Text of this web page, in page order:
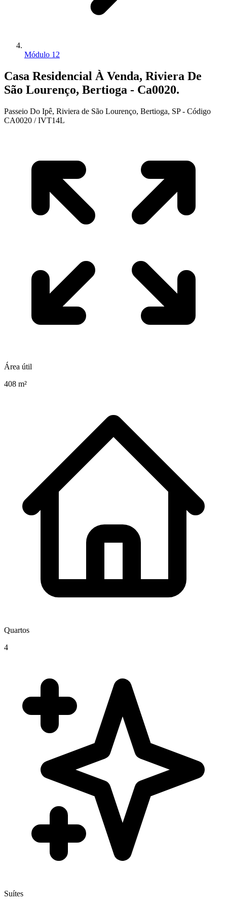
Módulo 12
Casa Residencial À Venda, Riviera De
São Lourenço, Bertioga - Ca0020.
Passeio Do Ipê, Riviera de São Lourenço, Bertioga, SP - Código
CA0020 / IVT14L
Área útil
408 m²
Quartos
4
Suítes